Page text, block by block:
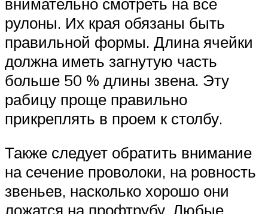
рулоны. Их края обязаны быть
правильной формы. Длина ячейки
должна иметь загнутую часть
больше 50 % длины звена. Эту
рабицу проще правильно
прикреплять в проем к столбу.
Также следует обратить внимание
на сечение проволоки, на ровность
звеньев, насколько хорошо они
ложатся на профтрубу. Любые